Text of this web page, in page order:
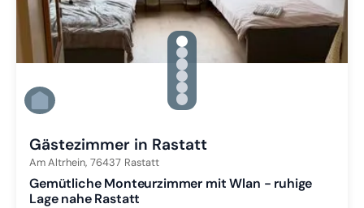
gallery.slide_selector
Zu Slide 1 wechseln
Zu Slide 2 wechseln
Zu Slide 3 wechseln
Zu Slide 4 wechseln
Zu Slide 5 wechseln
Zu Slide 6 wechseln
Gästezimmer in Rastatt
Am Altrhein, 76437 Rastatt
Gemütliche Monteurzimmer mit Wlan - ruhige
Lage nahe Rastatt